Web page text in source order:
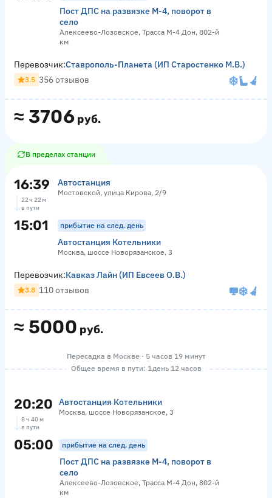
Пост ДПС на развязке М-4, поворот в
село
Алексеево-Лозовское, Трасса М-4 Дон, 802-й
км
≈ 3706 руб.
Перевозчик:Ставрополь-Планета (ИП Старостенко М.В.)
3.5 356 отзывов
В пределах станции
16:39 Автостанция
Мостовской, улица Кирова, 2/9
22 ч 22 м
в пути
15:01 прибытие на след. день
Автостанция Котельники
Москва, шоссе Новорязанское, 3
≈ 5000 руб.
Перевозчик:Кавказ Лайн (ИП Евсеев О.В.)
3.8 110 отзывов
Пересадка в Москве · 5 часов 19 минут
Общее время в пути: 1 день 12 часов
20:20 Автостанция Котельники
Москва, шоссе Новорязанское, 3
8 ч 40 м
в пути
05:00 прибытие на след. день
Пост ДПС на развязке М-4, поворот в
село
Алексеево-Лозовское, Трасса М-4 Дон, 802-й
км